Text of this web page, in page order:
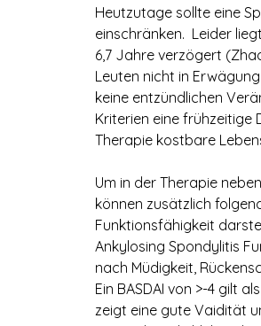
Heutzutage sollte eine
einschränken. Leider
6,7 Jahre verzögert
Leuten nicht in
keine entzündlichen
Kriterien eine frühzeitige
Therapie kostbare
Um in der Therapie
können zusätzlich
Funktionsfähigkeit
Ankylosing Spondylitis
nach Müdigkeit,
Ein BASDAI von >-4 gilt
zeigt eine gute Vaidität